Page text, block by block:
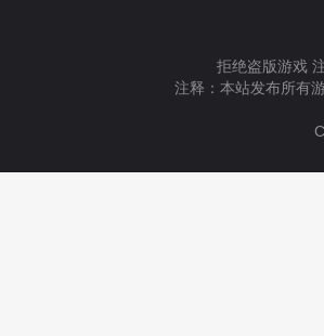
拒绝盗版游戏
注释：本站发布所有